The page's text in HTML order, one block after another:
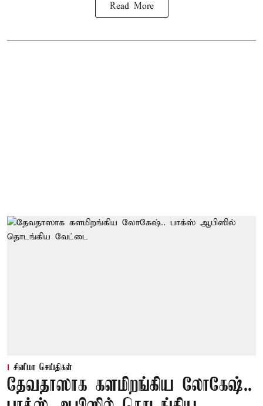
Read More
சினிமா செய்திகள்
தேவதாஸாக களமிறங்கிய லோகேஷ்..